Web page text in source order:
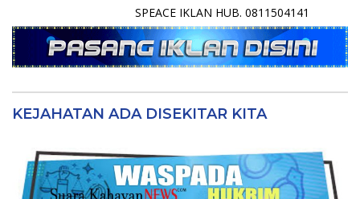
SPEACE IKLAN HUB. 0811504141
KEJAHATAN ADA DISEKITAR KITA